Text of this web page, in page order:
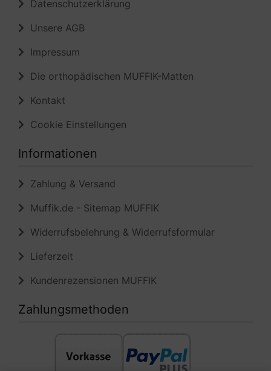
Datenschutzerklärung
Unsere AGB
Impressum
Die orthopädischen MUFFIK-Matten
Kontakt
Cookie Einstellungen
Informationen
Zahlung & Versand
Muffik.de - Sitemap MUFFIK
Widerrufsbelehrung & Widerrufsformular
Lieferzeit
Kundenrezensionen MUFFIK
Zahlungsmethoden